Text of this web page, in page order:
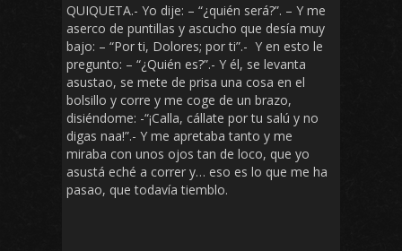
QUIQUETA.- Yo dije: – “¿quién será?”. – Y me
aserco de puntillas y ascucho que desía muy
bajo: – “Por ti, Dolores; por ti”.- Y en esto le
pregunto: – “¿Quién es?”.- Y él, se levanta
asustao, se mete de prisa una cosa en el
bolsillo y corre y me coge de un brazo,
disiéndome: -“¡Calla, cállate por tu salú y no
digas naa!”.- Y me apretaba tanto y me
miraba con unos ojos tan de loco, que yo
asustá eché a correr y… eso es lo que me ha
pasao, que todavía tiemblo.